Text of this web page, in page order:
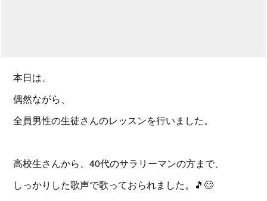
本日は、
偶然ながら、
全員男性の生徒さんのレッスンを行いました。
高校生さんから、40代のサラリーマンの方まで、
しっかりした歌声で歌っておられました。🎵😊